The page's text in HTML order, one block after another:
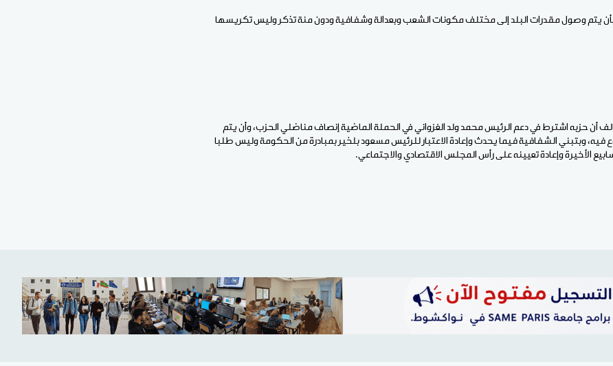
يتم وصول مقدرات البلد إلى مختلف مكونات الشعب وبعدالة وشفافية ودون منة تذكر وليس تكريسها
أن حزبه اشترط في دعم الرئيس محمد ولد الغزواني في الحملة الماضية إنصاف مناضلي الحزب، وأن يتم
فيه، وبتبني الشفافية فيما يحدث وإعادة الاعتبار للرئيس مسعود بلخير بمبادرة من الحكومة وليس طلبا
الأخيرة وإعادة تعيينه على رأس المجلس الاقتصادي والاجتماعي.